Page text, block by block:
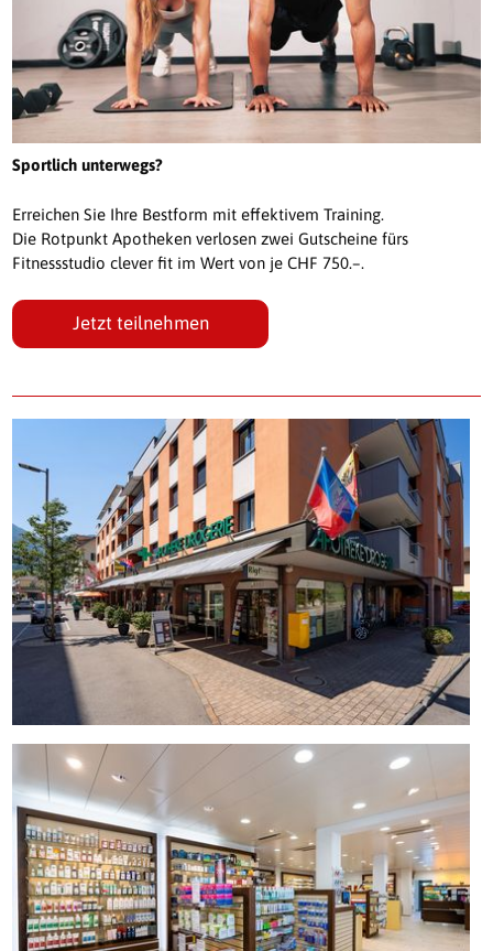
Sportlich unterwegs?
Erreichen Sie Ihre Bestform mit effektivem Training.
Die Rotpunkt Apotheken verlosen zwei Gutscheine fürs
Fitnessstudio clever fit im Wert von je CHF 750.–.
Jetzt teilnehmen